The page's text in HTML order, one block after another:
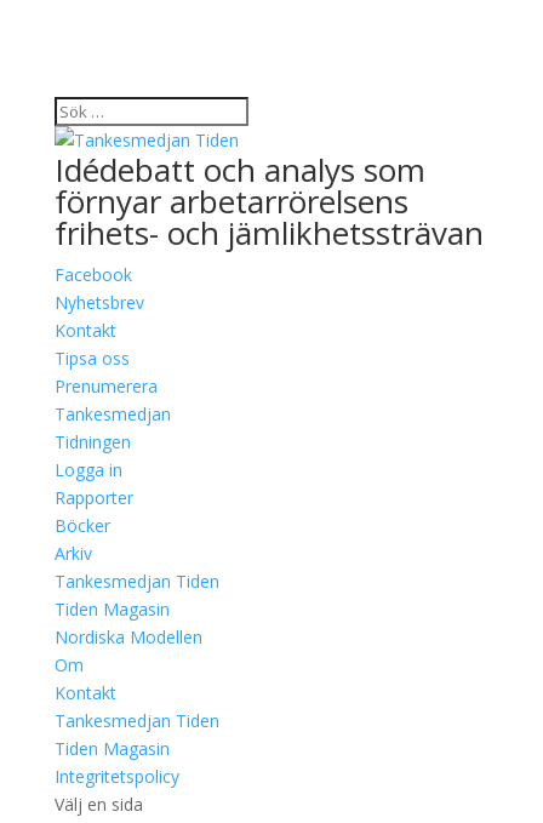
Idédebatt och analys som
förnyar arbetarrörelsens
frihets- och jämlikhetssträvan
Facebook
Nyhetsbrev
Kontakt
Tipsa oss
Prenumerera
Tankesmedjan
Tidningen
Logga in
Rapporter
Böcker
Arkiv
Tankesmedjan Tiden
Tiden Magasin
Nordiska Modellen
Om
Kontakt
Tankesmedjan Tiden
Tiden Magasin
Integritetspolicy
Välj en sida